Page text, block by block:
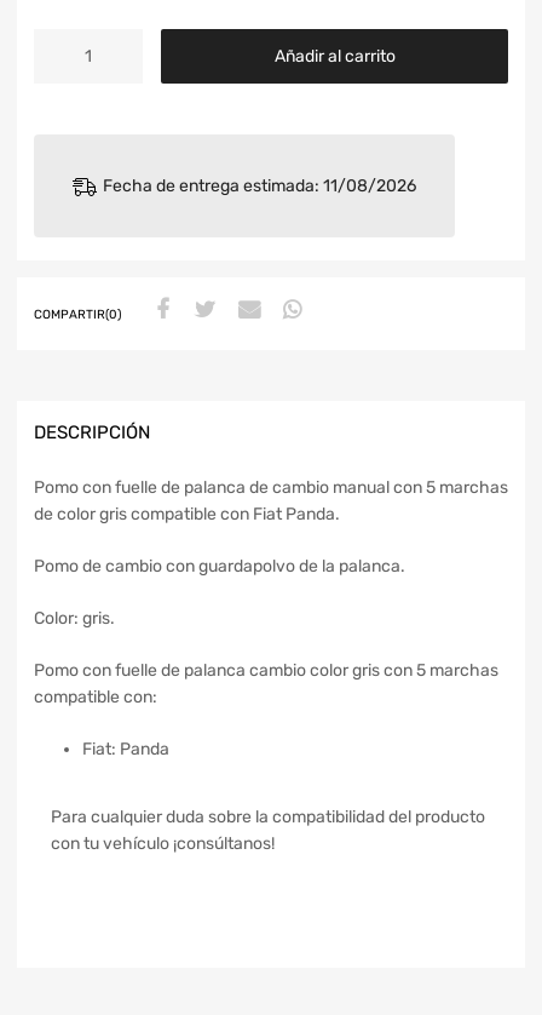
Añadir al carrito
Fecha de entrega estimada: 11/08/2026
COMPARTIR(0)
DESCRIPCIÓN
Pomo con fuelle de palanca de cambio manual con 5 marchas
de color gris compatible con Fiat Panda.
Pomo de cambio con guardapolvo de la palanca.
Color: gris.
Pomo con fuelle de palanca cambio color gris con 5 marchas
compatible con:
Fiat: Panda
Para cualquier duda sobre la compatibilidad del producto
con tu vehículo ¡consúltanos!